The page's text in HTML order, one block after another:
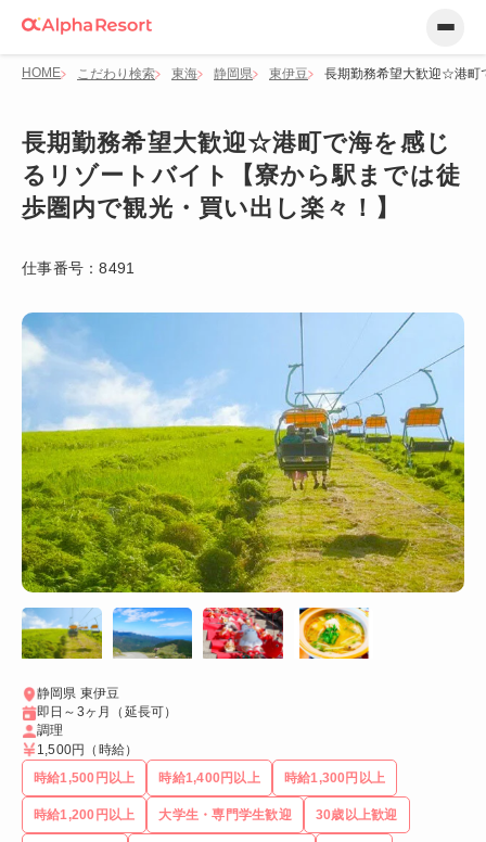
HOME こだわり検索 東海 静岡県 東伊豆 長期勤務希望大歓迎☆港町
長期勤務希望大歓迎☆港町で海を感じ
るリゾートバイト【寮から駅までは徒
歩圏内で観光・買い出し楽々！】
仕事番号：8491
静岡県 東伊豆
即日～3ヶ月（延長可）
調理
1,500円 （時給）
時給1,500円以上
時給1,400円以上 時給1,300円以上
時給1,200円以上 大学生・専門学生歓迎 30歳以上歓迎